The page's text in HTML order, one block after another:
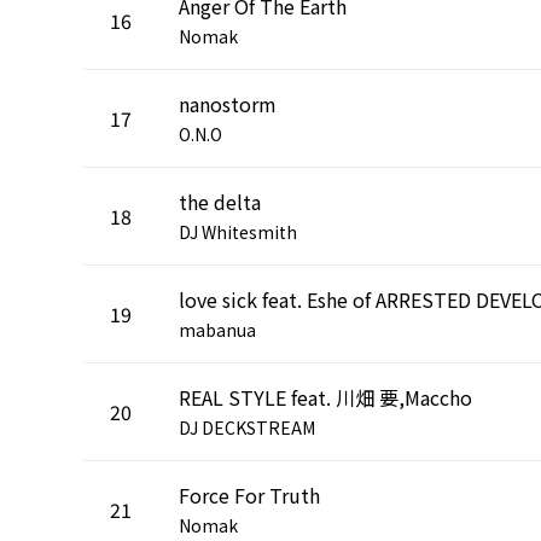
16
Nomak
17 nanostorm
O.N.O
18 the delta
DJ Whitesmith
19
mabanua
20 REAL STYLE feat. 川畑 要,Maccho
DJ DECKSTREAM
21 Force For Truth
Nomak